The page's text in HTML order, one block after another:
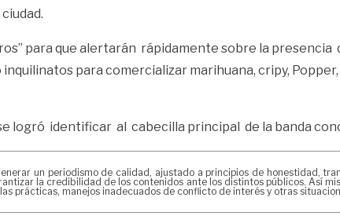
para que alertarán rápidamente sobre la presencia
para comercializar marihuana, cripy, Popper,
logró identificar al cabecilla principal de la banda
un periodismo de calidad, ajustado a principios de honestidad,
la credibilidad de los contenidos ante los distintos públicos. Así
prácticas, manejos inadecuados de conflicto de interés y otras